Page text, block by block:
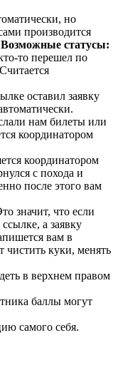
но
производится
Возможные статусы:
то перешел по
оставил заявку
нам билеты или
координатором
координатором
с похода и
после этого вам
значит, что если
а заявку
вам в
чистить куки, менять
в верхнем правом
баллы могут
самого себя.